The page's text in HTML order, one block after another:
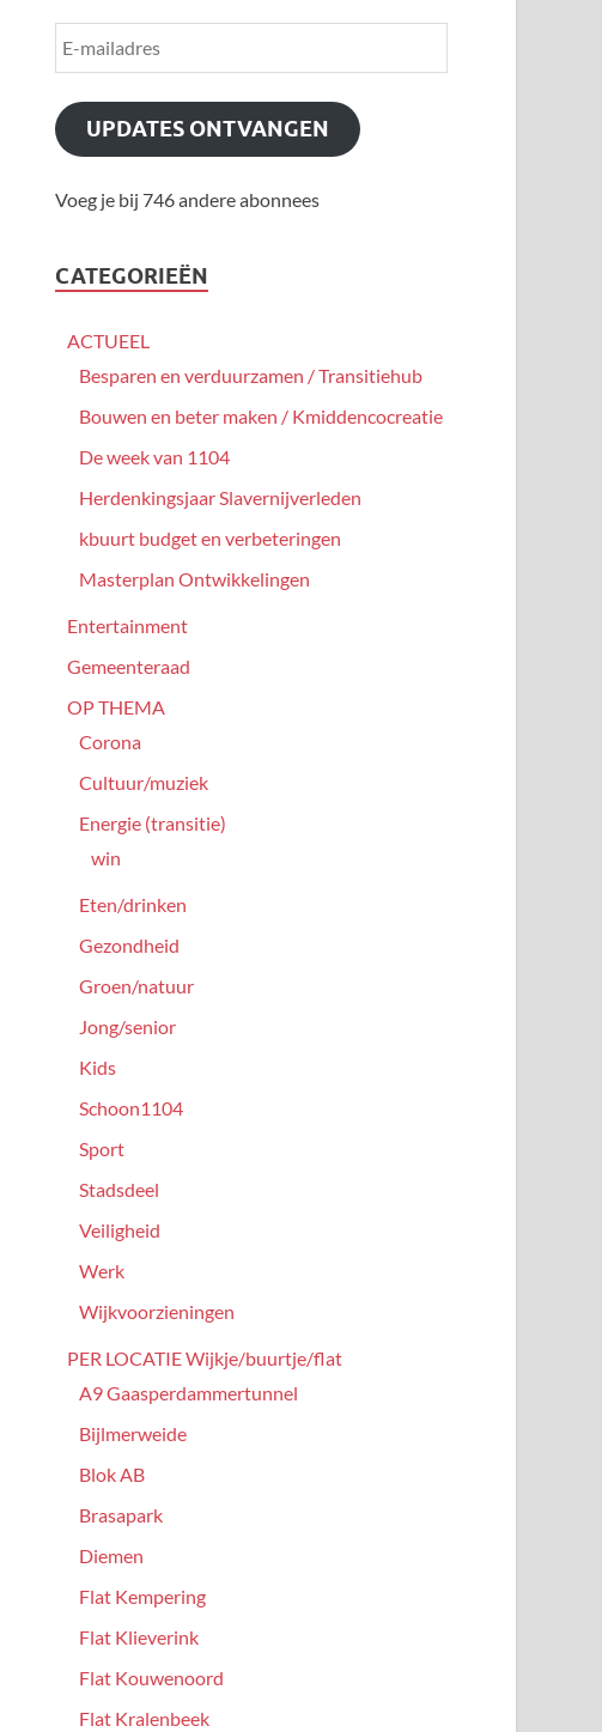
UPDATES ONTVANGEN
Voeg je bij 746 andere abonnees
CATEGORIEËN
ACTUEEL
Besparen en verduurzamen / Transitiehub
Bouwen en beter maken / Kmiddencocreatie
De week van 1104
Herdenkingsjaar Slavernijverleden
kbuurt budget en verbeteringen
Masterplan Ontwikkelingen
Entertainment
Gemeenteraad
OP THEMA
Corona
Cultuur/muziek
Energie (transitie)
win
Eten/drinken
Gezondheid
Groen/natuur
Jong/senior
Kids
Schoon1104
Sport
Stadsdeel
Veiligheid
Werk
Wijkvoorzieningen
PER LOCATIE Wijkje/buurtje/flat
A9 Gaasperdammertunnel
Bijlmerweide
Blok AB
Brasapark
Diemen
Flat Kempering
Flat Klieverink
Flat Kouwenoord
Flat Kralenbeek